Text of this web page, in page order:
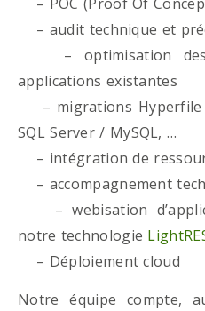
– audit technique et
– optimisation des
applications existantes
– migrations Hyperfile
SQL Server / MySQL, …
– intégration de
– accompagnement
– webisation
notre technologie
– Déploiement cloud
Notre équipe compte,